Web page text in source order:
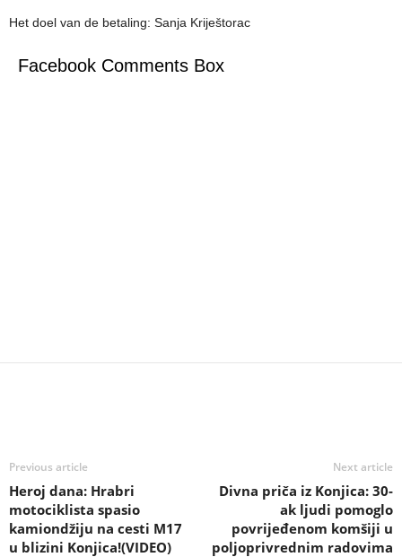
Het doel van de betaling: Sanja Kriještorac
Facebook Comments Box
Previous article
Heroj dana: Hrabri
motociklista spasio
kamiondžiju na cesti M17
u blizini Konjica!(VIDEO)
Next article
Divna priča iz Konjica: 30-
ak ljudi pomoglo
povrijeđenom komšiji u
poljoprivrednim radovima